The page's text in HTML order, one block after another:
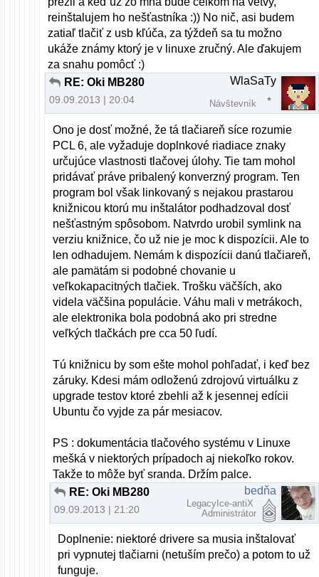
reinštalujem ho nešťastníka :)) No nič, asi budem
zatiaľ tlačiť z usb kľúča, za týždeň sa tu možno
ukáže známy ktorý je v linuxe zručný. Ale ďakujem
za snahu pomôcť :)
RE: Oki MB280
09.09.2013 | 20:04
WlaSaTy
Návštevník
Ono je dosť možné, že tá tlačiareň síce rozumie
PCL 6, ale vyžaduje doplnkové riadiace znaky
určujúce vlastnosti tlačovej úlohy. Tie tam mohol
pridávať práve pribalený konverzný program. Ten
program bol však linkovaný s nejakou prastarou
knižnicou ktorú mu inštalátor podhadzoval dosť
nešťastným spôsobom. Natvrdo urobil symlink na
verziu knižnice, čo už nie je moc k dispozícii. Ale to
len odhadujem. Nemám k dispozícii danú tlačiareň,
ale pamätám si podobné chovanie u
veľkokapacitných tlačiek. Trošku väčších, ako
videla väčšina populácie. Váhu mali v metrákoch,
ale elektronika bola podobná ako pri stredne
veľkých tlačkách pre cca 50 ľudí.
Tú knižnicu by som ešte mohol pohľadať, i keď bez
záruky. Kdesi mám odloženú zdrojovú virtuálku z
upgrade testov ktoré zbehli až k jesennej edícii
Ubuntu čo vyjde za pár mesiacov.
PS : dokumentácia tlačového systému v Linuxe
mešká v niektorých prípadoch aj niekoľko rokov.
Takže to môže byť sranda. Držím palce.
RE: Oki MB280
09.09.2013 | 21:20
bedňa
LegacyIce-antiX
Administrátor
Doplnenie: niektoré drivere sa musia inštalovať
pri vypnutej tlačiarni (netuším prečo) a potom to už
funguje.